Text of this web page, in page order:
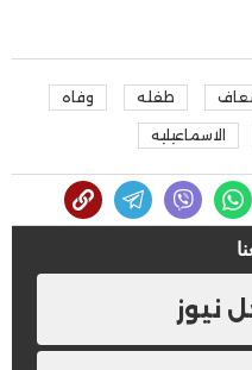
طفله وفاه
الاسماعيليه
نيوز